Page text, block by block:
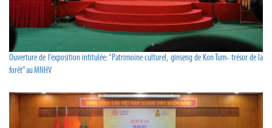
Ouverture de l’exposition intitulée: “Patrimoine culturel, ginseng de Kon Tum- trésor de la
forêt” au MNHV